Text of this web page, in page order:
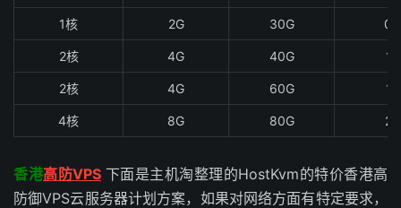
1核 2G 30G
2核 4G 40G
2核 4G 60G
4核 8G 80G
香港高防VPS 下面是主机淘整理的HostKvm的特价香港高
防御VPS云服务器计划方案，如果对网络方面有特定要求，